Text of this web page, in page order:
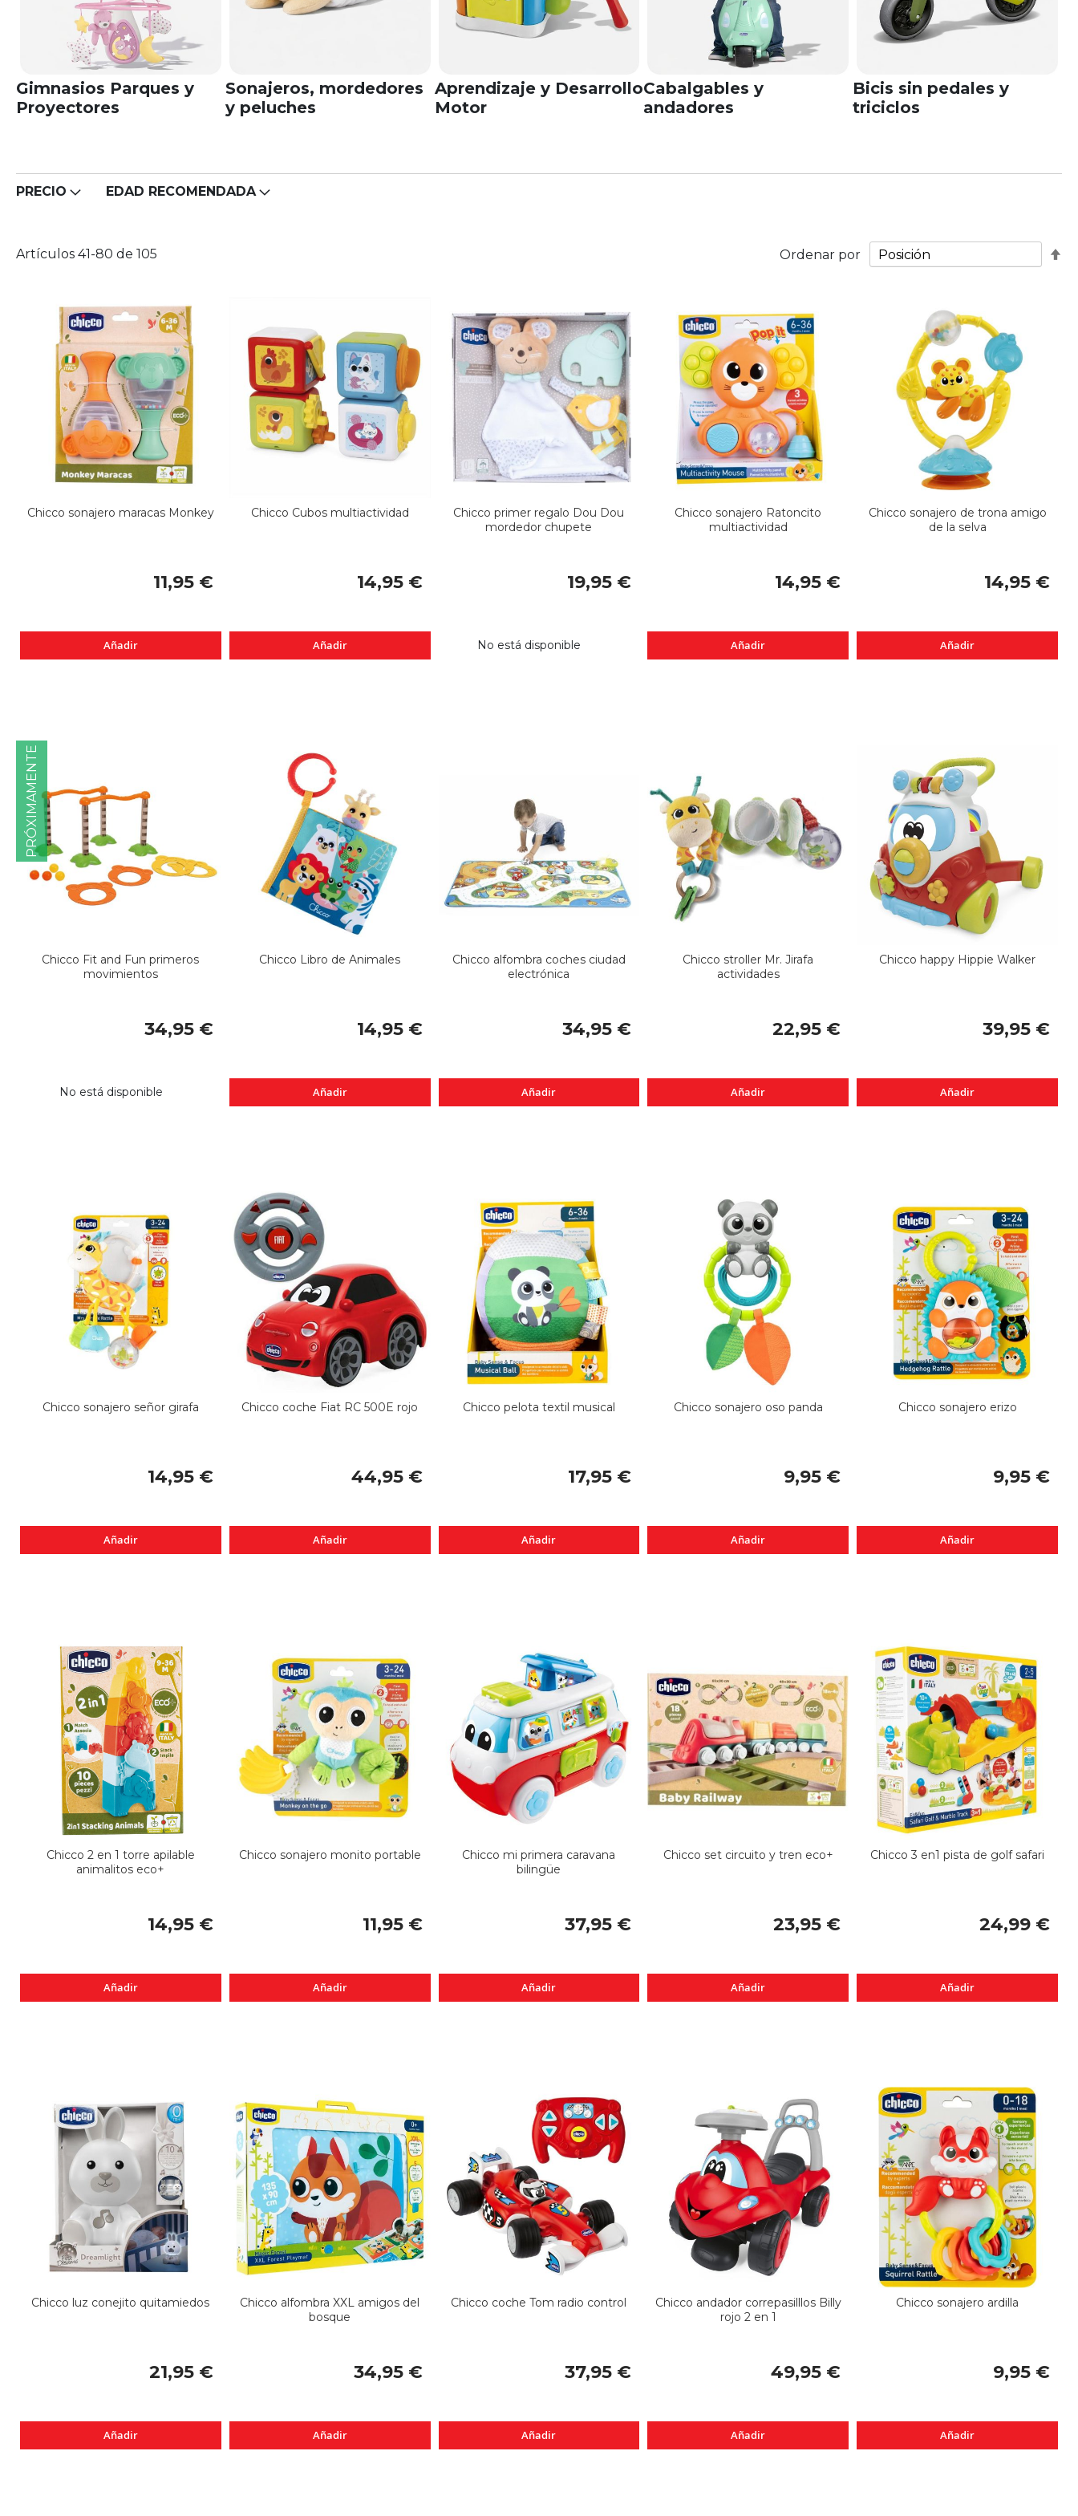
Gimnasios Parques y
Proyectores
Sonajeros, mordedores
y peluches
Aprendizaje y Desarrollo
Motor
Cabalgables y
andadores
Bicis sin pedales y
triciclos
PRECIO EDAD RECOMENDADA
Artículos 41-80 de 105 Ordenar por
Chicco sonajero maracas Monkey
11,95 €
Añadir
Chicco Cubos multiactividad
14,95 €
Añadir
Chicco primer regalo Dou Dou
mordedor chupete
19,95 €
No está disponible
Chicco sonajero Ratoncito
multiactividad
14,95 €
Añadir
Chicco sonajero de trona amigo
de la selva
14,95 €
Añadir
PRÓXIMAMENTE
Chicco Fit and Fun primeros
movimientos
34,95 €
No está disponible
Chicco Libro de Animales
14,95 €
Añadir
Chicco alfombra coches ciudad
electrónica
34,95 €
Añadir
Chicco stroller Mr. Jirafa
actividades
22,95 €
Añadir
Chicco happy Hippie Walker
39,95 €
Añadir
Chicco sonajero señor girafa
14,95 €
Añadir
Chicco coche Fiat RC 500E rojo
44,95 €
Añadir
Chicco pelota textil musical
17,95 €
Añadir
Chicco sonajero oso panda
9,95 €
Añadir
Chicco sonajero erizo
9,95 €
Añadir
Chicco 2 en 1 torre apilable
animalitos eco+
14,95 €
Añadir
Chicco sonajero monito portable
11,95 €
Añadir
Chicco mi primera caravana
bilingüe
37,95 €
Añadir
Chicco set circuito y tren eco+
23,95 €
Añadir
Chicco 3 en1 pista de golf safari
24,99 €
Añadir
Chicco luz conejito quitamiedos
21,95 €
Añadir
Chicco alfombra XXL amigos del
bosque
34,95 €
Añadir
Chicco coche Tom radio control
37,95 €
Añadir
Chicco andador correpasilllos Billy
rojo 2 en 1
49,95 €
Añadir
Chicco sonajero ardilla
9,95 €
Añadir